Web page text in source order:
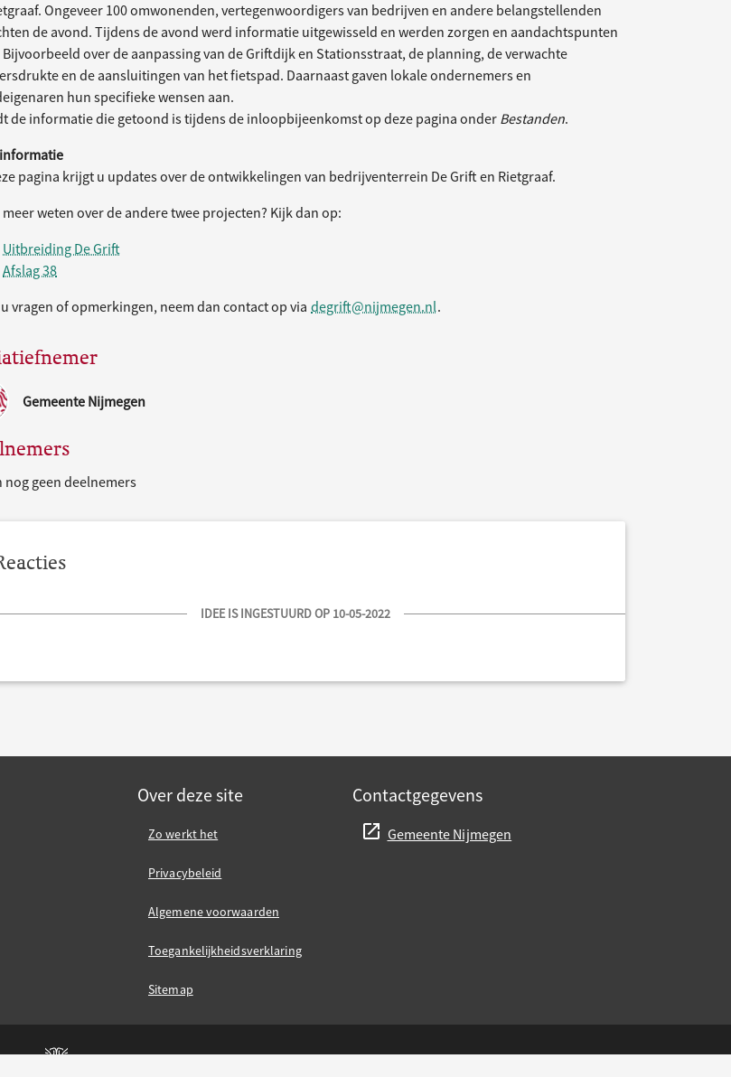
Ongeveer 100 omwonenden, vertegenwoordigers van bedrijven en andere belangstellenden
de avond. Tijdens de avond werd informatie uitgewisseld en werden zorgen en aandachtspunten
over de aanpassing van de Griftdijk en Stationsstraat, de planning, de verwachte
en de aansluitingen van het fietspad. Daarnaast gaven lokale ondernemers en
hun specifieke wensen aan.
de informatie die getoond is tijdens de inloopbijeenkomst op deze pagina onder Bestanden.
pagina krijgt u updates over de ontwikkelingen van bedrijventerrein De Grift en Rietgraaf.
weten over de andere twee projecten? Kijk dan op:
Uitbreiding De Grift
Afslag 38
vragen of opmerkingen, neem dan contact op via degrift@nijmegen.nl.
Gemeente Nijmegen
nog geen deelnemers
IDEE IS INGESTUURD OP 10-05-2022
Over deze site
Zo werkt het
Privacybeleid
Algemene voorwaarden
Toegankelijkheidsverklaring
Sitemap
Contactgegevens
Gemeente Nijmegen
Gemeente Nijmegen